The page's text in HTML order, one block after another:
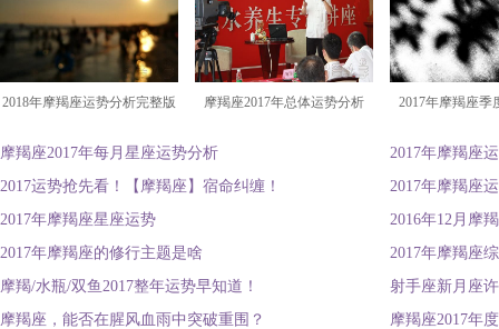
2018年摩羯座运势分析完整版 摩羯座2017年总体运势分析 2017年摩羯座季
摩羯座2017年每月星座运势分析
2017年摩羯座
2017运势抢先看！【摩羯座】宿命纠缠！
2017年摩羯座
2017年摩羯座星座运势
2016年12月摩
2017年摩羯座的修行主题是啥
2017年摩羯座
摩羯/水瓶/双鱼2017整年运势早知道！
射手座新月座
摩羯座，能否在腥风血雨中突破重围？
摩羯座2017年